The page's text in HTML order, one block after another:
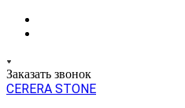
Заказать звонок
CERERA STONE